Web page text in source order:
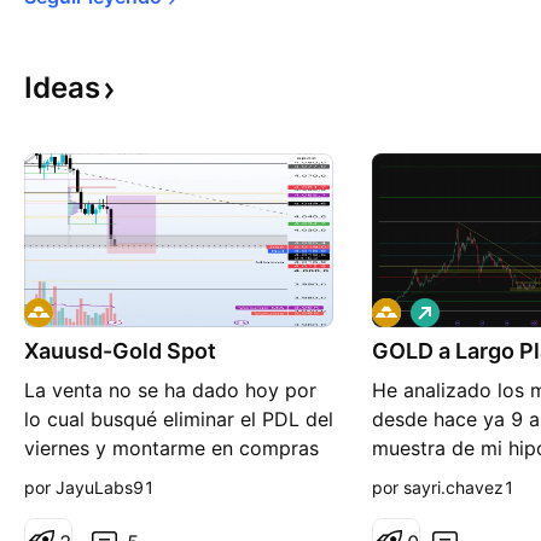
Ideas
Xauusd-Gold Spot
La venta no se ha dado hoy por
lo cual busqué eliminar el PDL del
viernes y montarme en compras
posición larga Entrada 4020-
4040 TP3: runner hasta 4061
por JayuLabs91
GOLD a Largo
He analizado los
desde hace ya 9
muestra de mi
GOLD, cuando
Activo Refugio,
L
a
r
o
por sayri.chavez1